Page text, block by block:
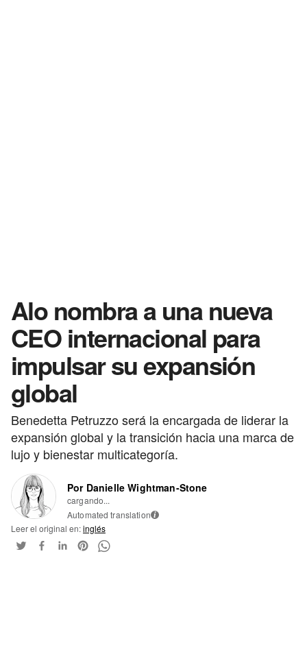
Alo nombra a una nueva
CEO internacional para
impulsar su expansión
global
Benedetta Petruzzo será la encargada de liderar la
expansión global y la transición hacia una marca de
lujo y bienestar multicategoría.
Por Danielle Wightman-Stone
cargando...
Automated translation i
Leer el original en:inglés